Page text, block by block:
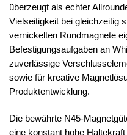
überzeugt als echter
Vielseitigkeit bei gleichzeitig
vernickelten Rundmagnete
Befestigungsaufgaben an
zuverlässige
sowie für kreative
Produktentwicklung.
Die bewährte N45-
eine konstant hohe